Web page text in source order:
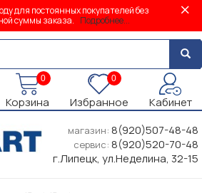
для постоянных покупателей без
суммы заказа. Подробнее...
0
Корзина
0
Избранное Кабинет
магазин: 8(920)507-48-48
сервис: 8(920)520-70-48
г.Липецк, ул.Неделина, 32-15